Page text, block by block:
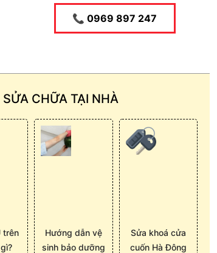
📞 0969 897 247
SỬA CHỮA TẠI NHÀ
trên
Hướng dẫn vệ
sinh bảo dưỡng
Sửa khoá cửa
cuốn Hà Đông